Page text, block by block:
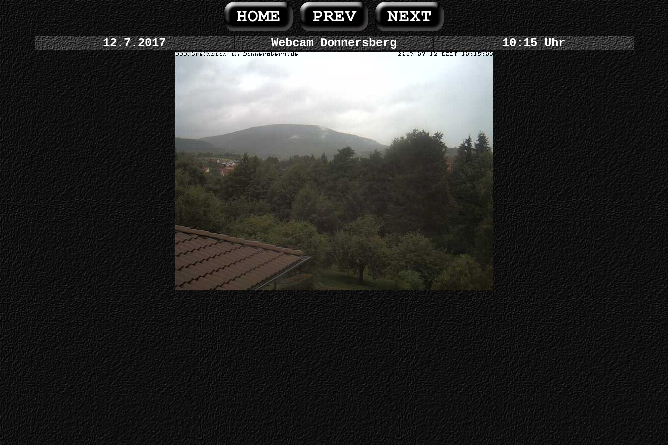
12.7.2017 Webcam Donnersberg 10:15 Uhr